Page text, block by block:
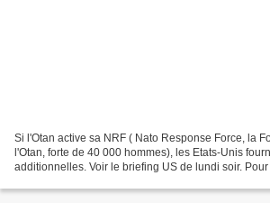
Si l'Otan active sa NRF ( Nato Response Force, la
l'Otan, forte de 40 000 hommes), les Etats-Unis
additionnelles. Voir le briefing US de lundi soir. Pour